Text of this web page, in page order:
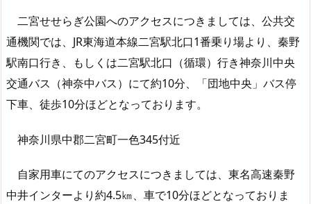
二宮せせらぎ公園へのアクセスにつきましては、公共交
通機関では、JR東海道本線二宮駅北口1番乗り場より、秦野
駅南口行き、もしくは二宮駅北口（循環）行き神奈川中央
交通バス（神奈中バス）にて約10分、「団地中央」バス停
下車、徒歩10分ほどとなっております。
神奈川県中郡二宮町一色345付近
自家用車にてのアクセスにつきましては、東名高速秦野
中井インターより約4.5㎞、車で10分ほどとなっておりま